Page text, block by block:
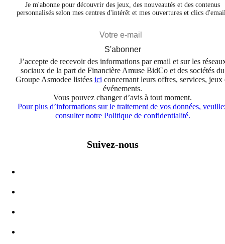
Je m'abonne pour découvrir des jeux, des nouveautés et des contenus
personnalisés selon mes centres d'intérêt et mes ouvertures et clics
S'abonner
J’accepte de recevoir des informations par email et sur les
sociaux de la part de Financière Amuse BidCo et des sociétés du
Groupe Asmodee listées ici concernant leurs offres, services, jeux
événements.
Vous pouvez changer d’avis à tout moment.
Pour plus d’informations sur le traitement de vos données,
consulter notre Politique de confidentialité.
Suivez-nous